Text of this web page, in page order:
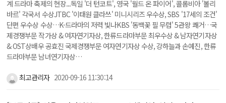
계 드라마 축제의 현장...독일 '더 턴코트', 영국 '월드 온 파이어', 콜롬비아 '볼리
바르' 각국서 수상JTBC '이태원 클라쓰' 미니시리즈 우수상, SBS '17세의 조건'
단편 우수상 수상…K-드라마의 저력 빛나KBS '동백꽃 필 무렵' 5관왕 쾌거…국
제경쟁부문 작가상 & 여자연기자상, 한류드라마부문 최우수상 & 남자연기자상
& OST상배우 공효진 국제경쟁부문 여자연기자상 수상, 강하늘과 손예진, 한류
드라마부문 남녀연기자상…
최고관리자 2020-09-16 11:30:14